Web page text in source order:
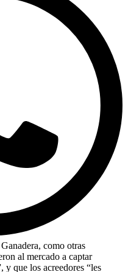
como otras
al mercado a captar
y que los acreedores “les